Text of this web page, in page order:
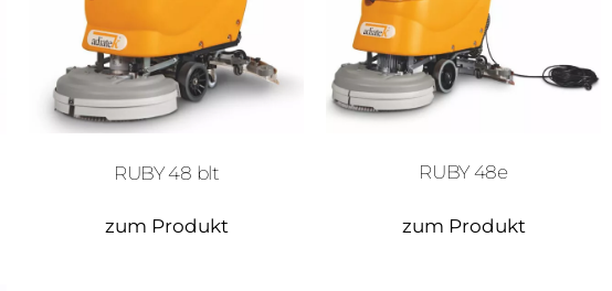
RUBY 48 blt
zum Produkt
RUBY 48e
zum Produkt